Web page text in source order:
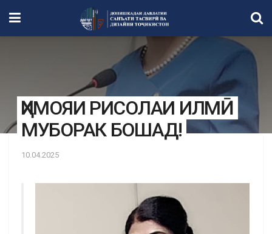
ҲИМОЯИ РИСОЛАИ ИЛМӢ
МУБОРАК БОШАД!
10.04.2025